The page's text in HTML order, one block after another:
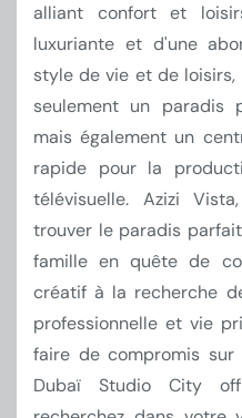
alliant confort et
luxuriante et d'une
style de vie et de
seulement un paradis
mais également un
rapide pour la
télévisuelle. Azizi
trouver le paradis
famille en quête de
créatif à la recherche
professionnelle et vie
faire de compromis sur
Dubaï Studio City